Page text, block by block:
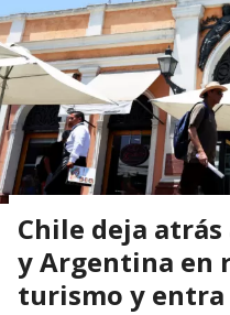
Chile deja atrás
y Argentina en
turismo y